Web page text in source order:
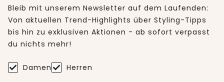
Bleib mit unserem Newsletter auf dem Laufenden:
Von aktuellen Trend-Highlights über Styling-Tipps
bis hin zu exklusiven Aktionen - ab sofort verpasst
du nichts mehr!
Damen Herren